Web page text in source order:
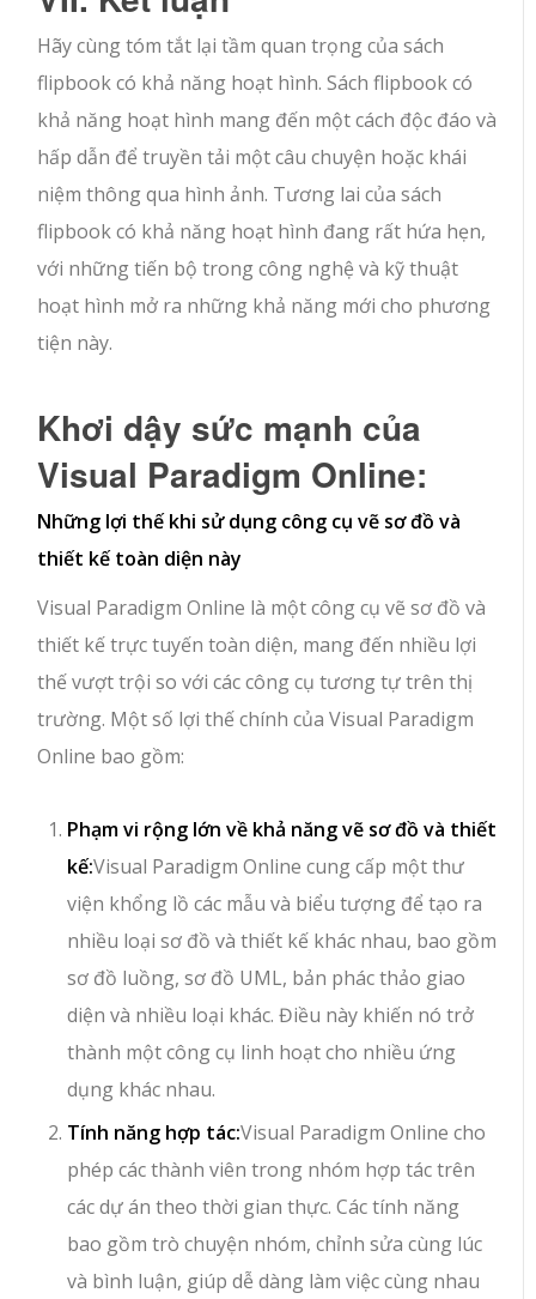
Hãy cùng tóm tắt lại tầm quan trọng của sách
flipbook có khả năng hoạt hình. Sách flipbook có
khả năng hoạt hình mang đến một cách độc đáo và
hấp dẫn để truyền tải một câu chuyện hoặc khái
niệm thông qua hình ảnh. Tương lai của sách
flipbook có khả năng hoạt hình đang rất hứa hẹn,
với những tiến bộ trong công nghệ và kỹ thuật
hoạt hình mở ra những khả năng mới cho phương
tiện này.
Khơi dậy sức mạnh của
Visual Paradigm Online:
Những lợi thế khi sử dụng công cụ vẽ sơ đồ và
thiết kế toàn diện này
Visual Paradigm Online là một công cụ vẽ sơ đồ và
thiết kế trực tuyến toàn diện, mang đến nhiều lợi
thế vượt trội so với các công cụ tương tự trên thị
trường. Một số lợi thế chính của Visual Paradigm
Online bao gồm:
Phạm vi rộng lớn về khả năng vẽ sơ đồ và thiết
kế:Visual Paradigm Online cung cấp một thư
viện khổng lồ các mẫu và biểu tượng để tạo ra
nhiều loại sơ đồ và thiết kế khác nhau, bao gồm
sơ đồ luồng, sơ đồ UML, bản phác thảo giao
diện và nhiều loại khác. Điều này khiến nó trở
thành một công cụ linh hoạt cho nhiều ứng
dụng khác nhau.
Tính năng hợp tác:Visual Paradigm Online cho
phép các thành viên trong nhóm hợp tác trên
các dự án theo thời gian thực. Các tính năng
bao gồm trò chuyện nhóm, chỉnh sửa cùng lúc
và bình luận, giúp dễ dàng làm việc cùng nhau